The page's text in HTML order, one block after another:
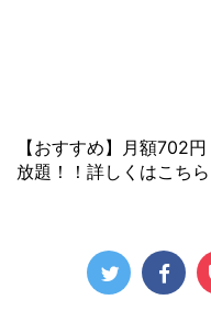
【おすすめ】月額702
放題！！詳しくはこち